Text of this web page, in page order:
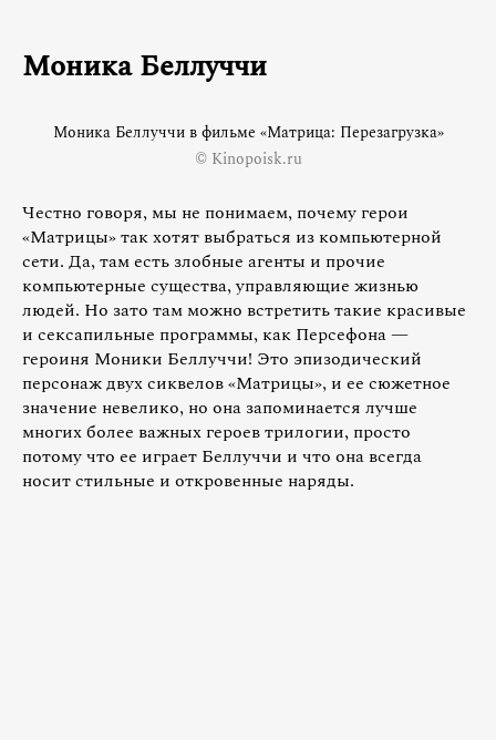
Моника Беллуччи
Моника Беллуччи в фильме «Матрица: Перезагрузка»
© Kinopoisk.ru
Честно говоря, мы не понимаем, почему герои
«Матрицы» так хотят выбраться из компьютерной
сети. Да, там есть злобные агенты и прочие
компьютерные существа, управляющие жизнью
людей. Но зато там можно встретить такие красивые
и сексапильные программы, как Персефона —
героиня Моники Беллуччи! Это эпизодический
персонаж двух сиквелов «Матрицы», и ее сюжетное
значение невелико, но она запоминается лучше
многих более важных героев трилогии, просто
потому что ее играет Беллуччи и что она всегда
носит стильные и откровенные наряды.